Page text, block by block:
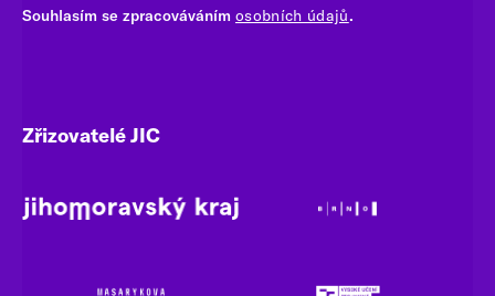
Souhlasím se zpracováváním osobních údajů.
Zřizovatelé JIC